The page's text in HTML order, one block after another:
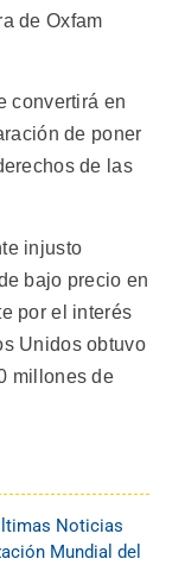
de Oxfam
convertirá en
de poner
de las
injusto
bajo precio en
por el interés
Unidos obtuvo
millones de
Noticias
Mundial del